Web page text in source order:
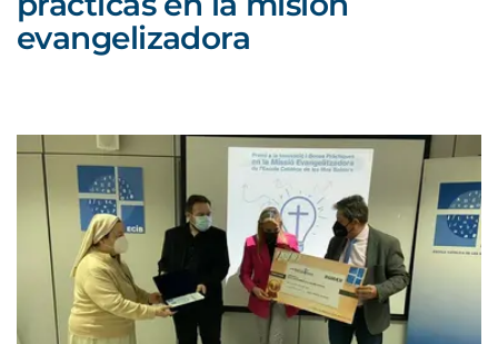
evangelizadora